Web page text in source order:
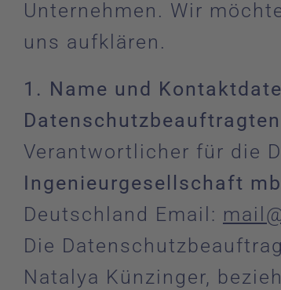
Unternehmen. Wir
uns aufklären.
1. Name und
Datenschutzbeauftragten
Verantwortlicher für die
Ingenieurgesellschaft
Deutschland Email:
Die
Natalya Künzinger,